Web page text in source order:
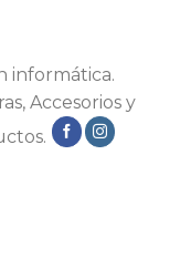
informática.
Accesorios y